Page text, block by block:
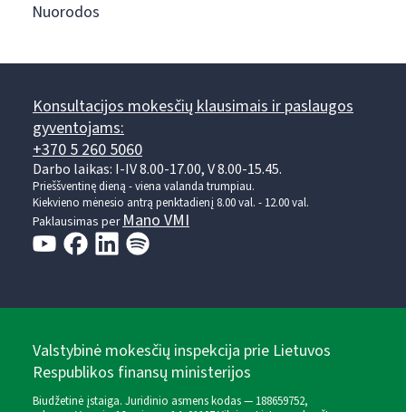
Nuorodos
Konsultacijos mokesčių klausimais ir paslaugos
gyventojams:
+370 5 260 5060
Darbo laikas: I-IV 8.00-17.00, V 8.00-15.45.
Prieššventinę dieną - viena valanda trumpiau.
Kiekvieno mėnesio antrą penktadienį 8.00 val. - 12.00 val.
Paklausimas perMano VMI
Valstybinė mokesčių inspekcija prie Lietuvos
Respublikos finansų ministerijos
Biudžetinė įstaiga. Juridinio asmens kodas — 188659752,